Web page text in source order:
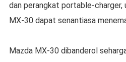
dan perangkat portable-charger,
MX-30 dapat senantiasa
Mazda MX-30 dibanderol